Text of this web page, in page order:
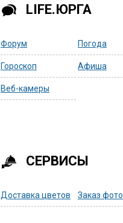
LIFE.ЮРГА
Форум Погода
Гороскоп Афиша
Веб-камеры
СЕРВИСЫ
Доставка цветов Заказ фото